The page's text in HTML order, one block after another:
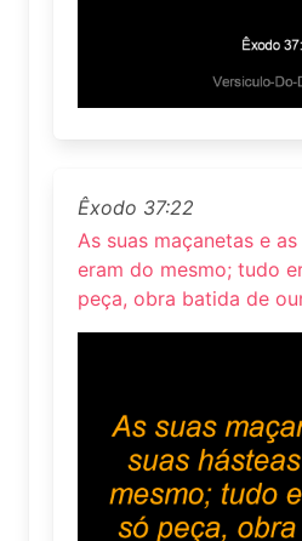
Êxodo 37:22
As suas maçanetas e
eram do mesmo; tudo
peça, obra batida de